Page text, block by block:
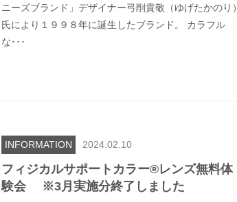
ニーズブランド」デザイナー弓削貴敬（ゆげたかのり）
氏により１９９８年に誕生したブランド。 カラフル
な･･･
INFORMATION 2024.02.10
フィジカルサポートカラー®レンズ無料体
験会 ※3月実施分終了しました